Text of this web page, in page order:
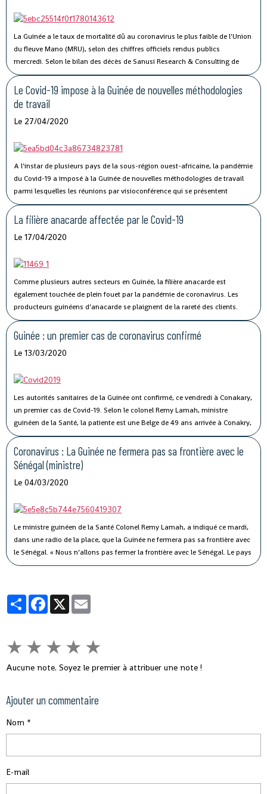
permettra l’amélioration des performances et la compétitivité du Port
Autonome de Conakry, », a déclaré Madame Traoré Tahirou Barry,
Directrice générale de Conakry Terminal.
La Guinée a le taux de mortalité dû au coronavirus le plus faible de l'Union
du fleuve Mano (MRU), selon des chiffres officiels rendus publics
mercredi. Selon le bilan des décès de Sanusi Research & Consulting de
l’Union, qui regroupe la Côte d’Ivoire, la Guinée, le Libéria et la Sierra Leone,
73 personnes ont succombé au Covid-19.
Le Covid-19 impose à la Guinée de nouvelles méthodologies
de travail
Le 27/04/2020
A l'instar de plusieurs pays de la sous-région ouest-africaine, la pandémie
du Covid-19 a imposé à la Guinée de nouvelles méthodologies de travail
parmi lesquelles les réunions par visioconférence qui se présentent
comme un véritable défi technologique pour les autorités guinéennes.
La filière anacarde affectée par le Covid-19
Le 17/04/2020
Comme plusieurs autres secteurs en Guinée, la filière anacarde est
également touchée de plein fouet par la pandémie de coronavirus. Les
producteurs guinéens d’anacarde se plaignent de la rareté des clients.
Lancée le 02 avril dernier, par le ministère du Commerce, la campagne de
commercialisation de l’anacarde n’a pas connu son affluence habituelle à
cause de la crise sanitaire qui secoue le monde.
Guinée : un premier cas de coronavirus confirmé
Le 13/03/2020
Les autorités sanitaires de la Guinée ont confirmé, ce vendredi à Conakary,
un premier cas de Covid-19. Selon le colonel Remy Lamah, ministre
guinéen de la Santé, la patiente est une Belge de 49 ans arrivée à Conakry,
il y a une semaine. « Elle a été conduite et isolée au Centre de traitement de
Nongo », a-t-il indiqué.
Coronavirus : La Guinée ne fermera pas sa frontière avec le
Sénégal (ministre)
Le 04/03/2020
Le ministre guinéen de la Santé Colonel Remy Lamah, a indiqué ce mardi,
dans une radio de la place, que la Guinée ne fermera pas sa frontière avec
le Sénégal. « Nous n’allons pas fermer la frontière avec le Sénégal. Le pays
est signataire du règlement sanitaire international. Ce n’est pas parce que
prises pour éviter ce virus en Guinée.
PartagerFacebook
X
★ ★ ★ ★ ★
Aucune note. Soyez le premier à attribuer une note !
Ajouter un commentaire
Nom
E-mail